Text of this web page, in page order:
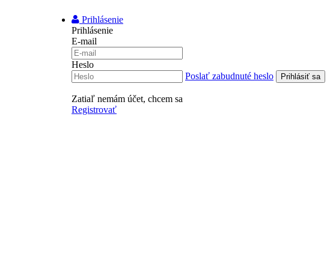
Prihlásenie
Prihlásenie
E-mail
Heslo
Poslať zabudnuté heslo
Zatiaľ nemám účet, chcem sa
Registrovať